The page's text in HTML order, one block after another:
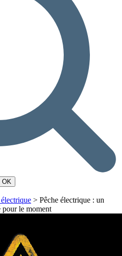
> Pêche électrique : un
le moment